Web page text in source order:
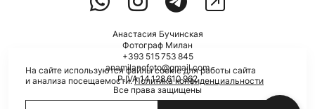
Анастасия Бучинская
Фотограф Милан
+393 515 753 845
anamilanofoto@gmail.com
P.IVA 14 128 610 962
Все права защищены
На сайте используются файлы cookie для работы сайта
и анализа посещаемости.Политика конфиденциальности